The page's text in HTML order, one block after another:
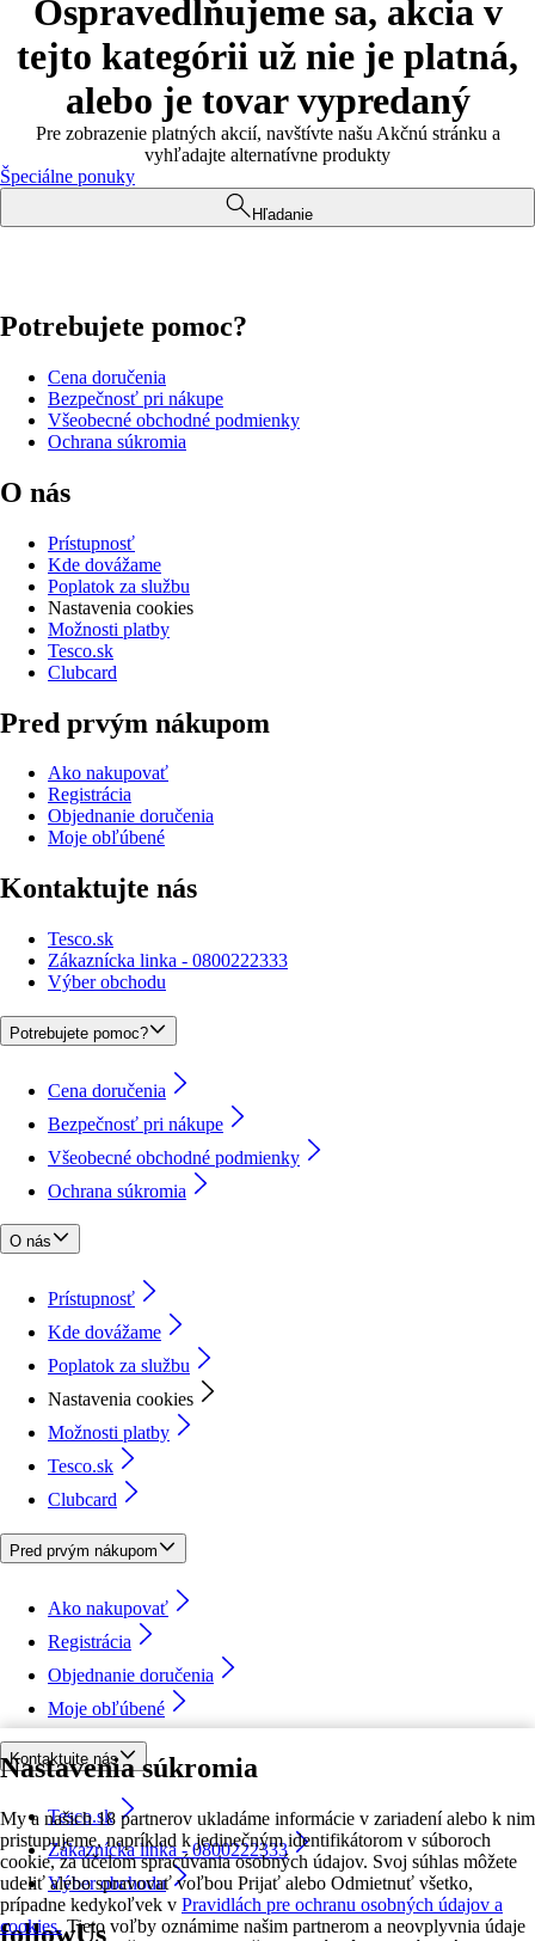
Nastavenia súkromia
My a našich 18 partnerov ukladáme informácie v zariadení alebo k nim
pristupujeme, napríklad k jedinečným identifikátorom v súboroch
cookie, za účelom spracúvania osobných údajov. Svoj súhlas môžete
udeliť alebo spravovať voľbou Prijať alebo Odmietnuť všetko,
prípadne kedykoľvek v Pravidlách pre ochranu osobných údajov a
cookies. Tieto voľby oznámime našim partnerom a neovplyvnia údaje
Ospravedlňujeme sa, akcia v
tejto kategórii už nie je platná,
alebo je tovar vypredaný
Pre zobrazenie platných akcií, navštívte našu Akčnú stránku a
vyhľadajte alternatívne produkty
Špeciálne ponuky
Hľadanie
Potrebujete pomoc?
Cena doručenia
Bezpečnosť pri nákupe
Všeobecné obchodné podmienky
Ochrana súkromia
O nás
Prístupnosť
Kde dovážame
Poplatok za službu
Nastavenia cookies
Možnosti platby
Tesco.sk
Clubcard
Pred prvým nákupom
Ako nakupovať
Registrácia
Objednanie doručenia
Moje obľúbené
Kontaktujte nás
Tesco.sk
Zákaznícka linka - 0800222333
Výber obchodu
Potrebujete pomoc?
Cena doručenia
Bezpečnosť pri nákupe
Všeobecné obchodné podmienky
Ochrana súkromia
O nás
Prístupnosť
Kde dovážame
Poplatok za službu
Nastavenia cookies
Možnosti platby
Tesco.sk
Clubcard
Pred prvým nákupom
Ako nakupovať
Registrácia
Objednanie doručenia
Moje obľúbené
Kontaktujte nás
Tesco.sk
Zákaznícka linka - 0800222333
Výber obchodu
followUs